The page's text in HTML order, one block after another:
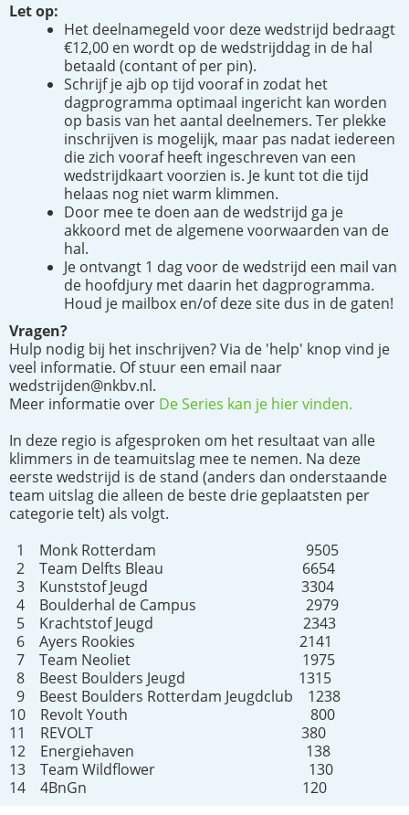
Let op:
Het deelnamegeld voor deze wedstrijd bedraagt
€12,00 en wordt op de wedstrijddag in de hal
betaald (contant of per pin).
Schrijf je ajb op tijd vooraf in zodat het
dagprogramma optimaal ingericht kan worden
op basis van het aantal deelnemers. Ter plekke
inschrijven is mogelijk, maar pas nadat iedereen
die zich vooraf heeft ingeschreven van een
wedstrijdkaart voorzien is. Je kunt tot die tijd
helaas nog niet warm klimmen.
Door mee te doen aan de wedstrijd ga je
akkoord met de algemene voorwaarden van de
hal.
Je ontvangt 1 dag voor de wedstrijd een mail van
de hoofdjury met daarin het dagprogramma.
Houd je mailbox en/of deze site dus in de gaten!
Vragen?
Hulp nodig bij het inschrijven? Via de 'help' knop vind je
veel informatie. Of stuur een email naar
wedstrijden@nkbv.nl.
Meer informatie over De Series kan je hier vinden.
In deze regio is afgesproken om het resultaat van alle
klimmers in de teamuitslag mee te nemen. Na deze
eerste wedstrijd is de stand (anders dan onderstaande
team uitslag die alleen de beste drie geplaatsten per
categorie telt) als volgt.
1 Monk Rotterdam 9505
2 Team Delfts Bleau 6654
3 Kunststof Jeugd 3304
4 Boulderhal de Campus 2979
5 Krachtstof Jeugd 2343
6 Ayers Rookies 2141
7 Team Neoliet 1975
8 Beest Boulders Jeugd 1315
9 Beest Boulders Rotterdam Jeugdclub 1238
10 Revolt Youth 800
11 REVOLT 380
12 Energiehaven 138
13 Team Wildflower 130
14 4BnGn 120